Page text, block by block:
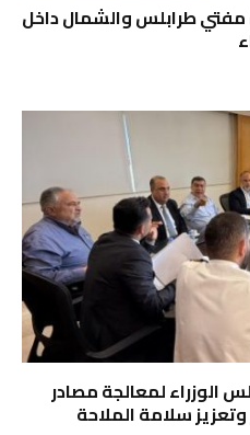
مفتي طرابلس والشمال داخل
الوزراء لمعالجة مصادر
سلامة الملاحة